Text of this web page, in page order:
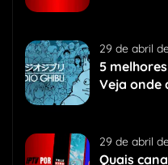
29 de abril
5
Veja onde
29 de abril
Quais